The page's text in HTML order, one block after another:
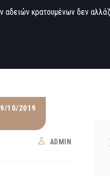
αδειών κρατουμένων δεν
10/2019
ADMIN